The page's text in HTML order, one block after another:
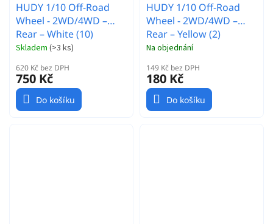
HUDY 1/10 Off-Road
Wheel - 2WD/4WD –
Rear – White (10)
Skladem (>3 ks)
620 Kč bez DPH
750 Kč
Do košíku
HUDY 1/10 Off-Road
Wheel - 2WD/4WD –
Rear – Yellow (2)
Na objednání
149 Kč bez DPH
180 Kč
Do košíku